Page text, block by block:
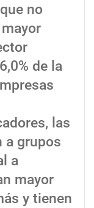
no
de la
las
a grupos
a
mayor
y tienen